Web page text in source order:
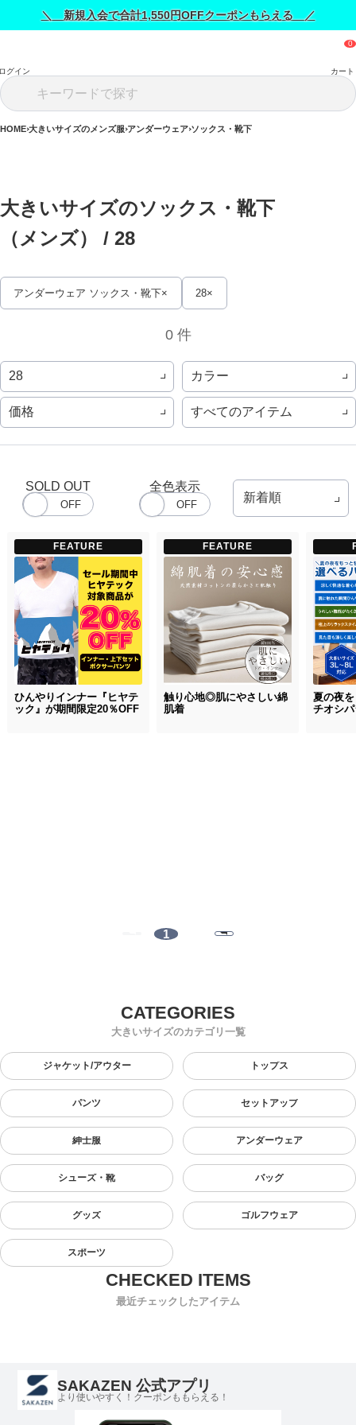
＼ 新規入会で合計1,550円OFFクーポンもらえる ／
グイン カート
HOME 大きいサイズのメンズ服 アンダーウェア ソックス・靴下
大きいサイズのソックス・靴下
（メンズ） / 28
アンダーウェア ソックス・靴下 28
0 件
28 カラー
価格 すべてのアイテム
SOLD OUT 全色表示
FEATURE
ひんやりインナー『ヒヤテ
ック』が期間限定20％OFF
FEATURE
触り心地◎肌にやさしい綿
肌着
夏の夜
チオシ
1
大きいサイズのカテゴリ一覧
ジャケット/アウター トップス
パンツ セットアップ
紳士服 アンダーウェア
シューズ・靴 バッグ
グッズ ゴルフウェア
スポーツ
最近チェックしたアイテム
SAKAZEN 公式アプリ
より使いやすく！クーポンももらえる！